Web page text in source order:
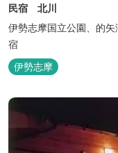
民宿 北川
伊勢志摩国立公園、的
宿
伊勢志摩